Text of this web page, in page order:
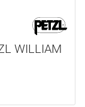
WILLIAM